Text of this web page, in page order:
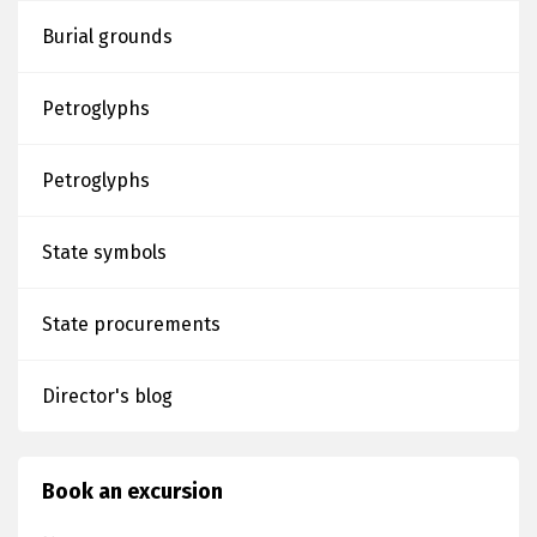
Day of the
Republic of
Burial grounds
Petroglyphs
Petroglyphs
State symbols
State procurements
Director's blog
Book an excursion